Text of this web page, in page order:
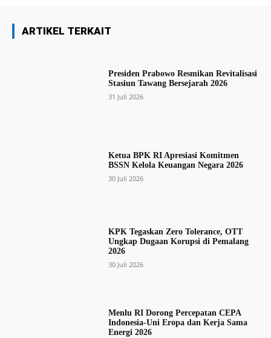
ARTIKEL TERKAIT
Presiden Prabowo Resmikan Revitalisasi
Stasiun Tawang Bersejarah 2026
31 Juli 2026
Ketua BPK RI Apresiasi Komitmen
BSSN Kelola Keuangan Negara 2026
30 Juli 2026
KPK Tegaskan Zero Tolerance, OTT
Ungkap Dugaan Korupsi di Pemalang
2026
30 Juli 2026
Menlu RI Dorong Percepatan CEPA
Indonesia-Uni Eropa dan Kerja Sama
Energi 2026